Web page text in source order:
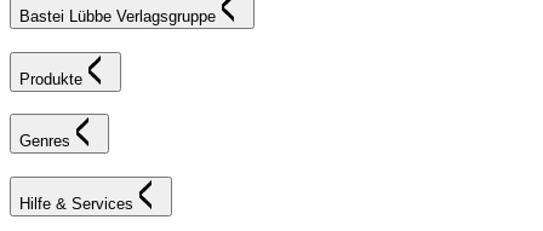
Bastei Lübbe Verlagsgruppe
Produkte
Genres
Hilfe & Services